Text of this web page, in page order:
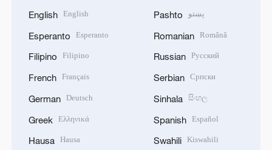
English English
Esperanto Esperanto
Filipino Filipino
French Français
German Deutsch
Greek Ελληνικά
Hausa Hausa
Pashto پښتو
Romanian Română
Russian Русский
Serbian Српски
Sinhala සිංහල
Spanish Español
Swahili Kiswahili